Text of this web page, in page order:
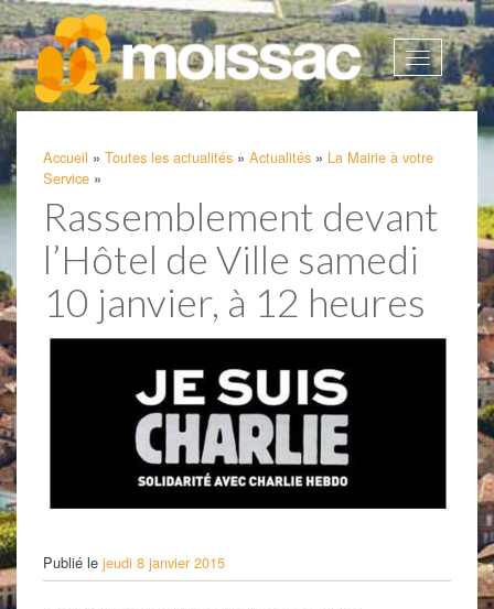
Afficher
la
Accueil » Toutes les actualités » Actualités » La Mairie à votre
Service »
Rassemblement devant
l’Hôtel de Ville samedi
10 janvier, à 12 heures
Publié le jeudi 8 janvier 2015